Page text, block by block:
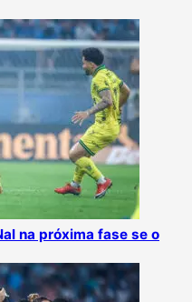
na próxima fase se o